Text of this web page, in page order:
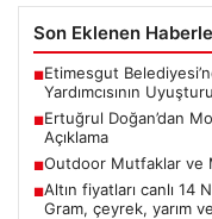
Son Eklenen
■Etimesgut
Yardımcısının
■Ertuğrul Doğan’dan
Açıklama
■Outdoor Mutfaklar ve
■Altın fiyatları canlı 14
Gram, çeyrek, yarım